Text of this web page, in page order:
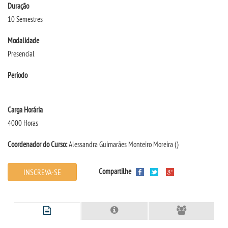
SEGUNDA GRADUAÇÃO
EDITAL
PUBLICAÇÕES
DESTAQUES
REVISTA CIÊNCIA CONTEMPORÂNEA
Duração
10 Semestres
Modalidade
Presencial
Período
Carga Horária
4000 Horas
Coordenador do Curso:Alessandra Guimarães Monteiro Moreira()
INSCREVA-SE Compartilhe